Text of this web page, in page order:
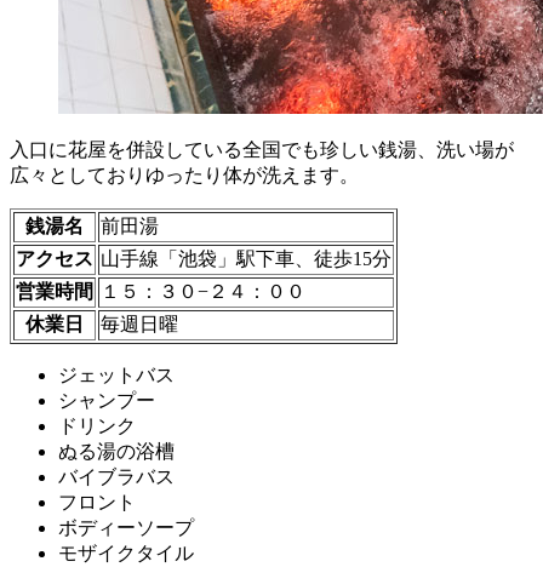
入口に花屋を併設している全国でも珍しい銭湯、洗い場が
広々としておりゆったり体が洗えます。
銭湯名
前田湯
アクセス 山手線「池袋」駅下車、徒歩15分
営業時間
１５：３０−２４：００
休業日
毎週日曜
ジェットバス
シャンプー
ドリンク
ぬる湯の浴槽
バイブラバス
フロント
ボディーソープ
モザイクタイル